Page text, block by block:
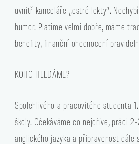
uvnitř kanceláře „ostré lokty“.
humor. Platíme velmi dobře, máme
benefity, finanční ohodnocení
KOHO HLEDÁME?
Spolehlivého a pracovitého studenta
školy. Očekáváme co nejdříve, práci
anglického jazyka a připravenost dále